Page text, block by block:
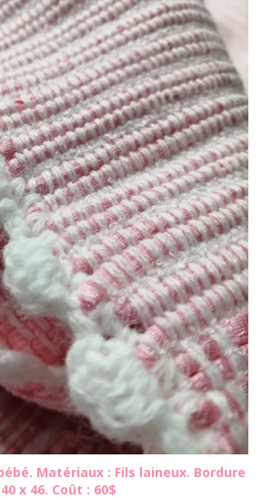
Matériaux : Fils laineux. Bordure
x 46. Coût : 60$